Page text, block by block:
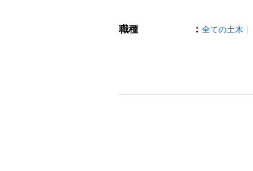
職種 ： 全ての土木